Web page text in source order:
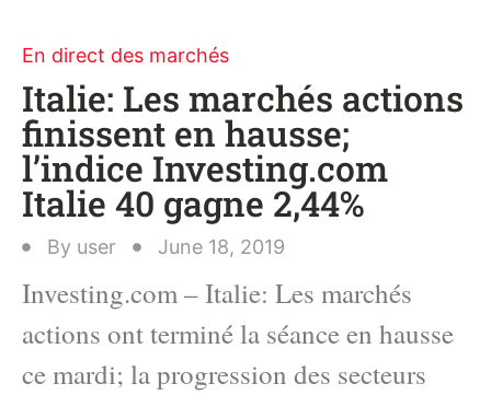
En direct des marchés
Italie: Les marchés actions
finissent en hausse;
l’indice Investing.com
Italie 40 gagne 2,44%
By user June 18, 2019
Investing.com – Italie: Les marchés
actions ont terminé la séance en hausse
ce mardi; la progression des secteurs